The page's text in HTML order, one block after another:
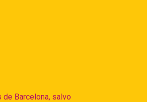
Barcelona, salvo